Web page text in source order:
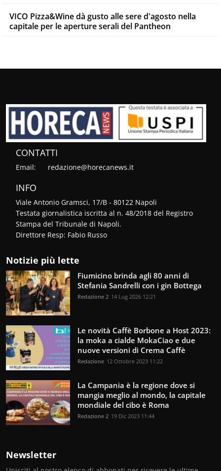
VICO Pizza&Wine dà gusto alle sere d'agosto nella
capitale per le aperture serali del Pantheon
CONTATTI
Email: redazione@horecanews.it
INFO
Viale Antonio Gramsci, 17/B - 80122 Napoli
Testata giornalistica iscritta al n. 48/2018 del Registro
Stampa del Tribunale di Napoli.
Direttore Resp: Fabio Russo
Notizie più lette
Fiumicino brinda agli 80 anni di
Stefania Sandrelli con i gin Bottega
Redazione 2 14 Lug 2026 12:21
Le novità Caffè Borbone a Host 2023:
la moka a cialde MokaCiao e due
nuove versioni di Crema Caffè
Redazione 12 Ottobre 2023 11:22
La Campania è la regione dove si
mangia meglio al mondo, la capitale
mondiale del cibo è Roma
Redazione 2 19 Dic 2023 11:44
Newsletter